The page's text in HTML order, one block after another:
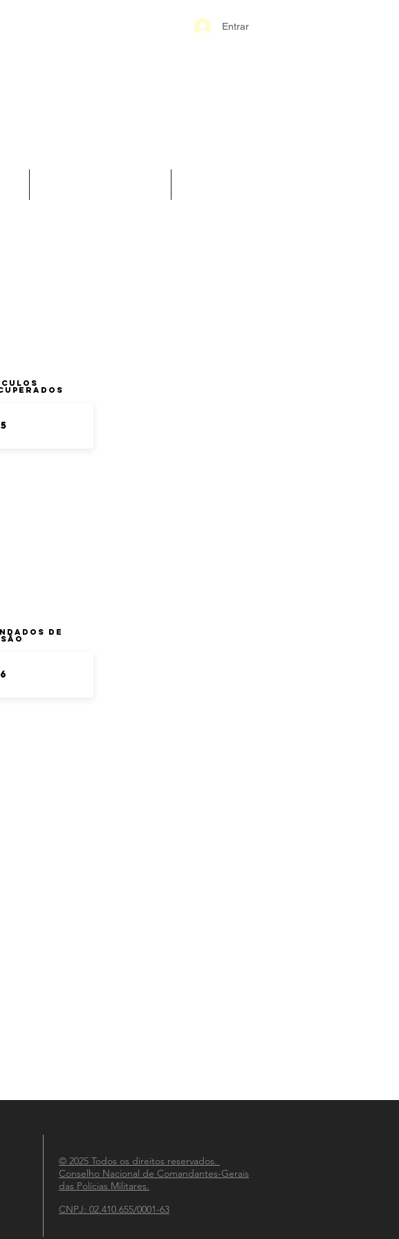
Entrar
de
© 2025 Todos os direitos reservados.
Conselho Nacional de Comandantes-Gerais
das Polícias Militares.
CNPJ: 02.410.655/0001-63